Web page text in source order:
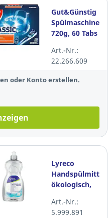
Gut&Günstig
720g, 60 Tabs
Art.-Nr.:
22.266.609
oder Konto erstellen.
Lyreco
Handspülmittel,
ökologisch,
Inhalt: 500ml
Art.-Nr.:
5.999.891